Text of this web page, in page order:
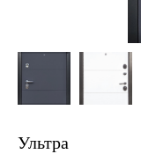
Ультра